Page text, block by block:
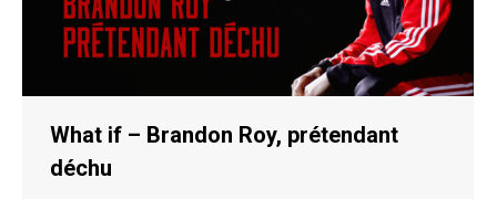
What if – Brandon Roy, prétendant
déchu